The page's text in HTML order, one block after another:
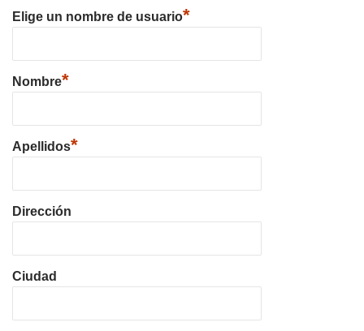
Elige un nombre de usuario*
Nombre*
Apellidos*
Dirección
Ciudad